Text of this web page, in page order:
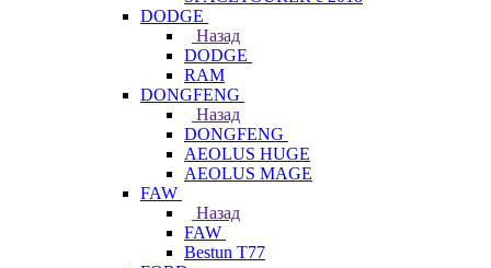
DODGE
Назад
DODGE
RAM
DONGFENG
Назад
DONGFENG
AEOLUS HUGE
AEOLUS MAGE
FAW
Назад
FAW
Bestun T77